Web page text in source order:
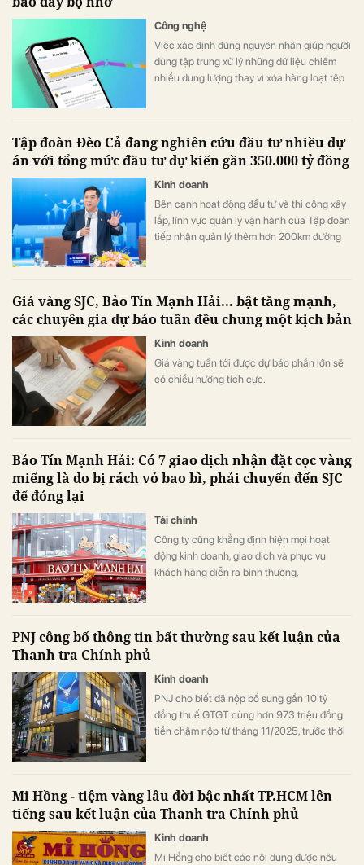
Công nghệ
Việc xác định đúng nguyên nhân giúp người
dùng tập trung xử lý những dữ liệu chiếm
nhiều dung lượng thay vì xóa hàng loạt tệp
Tập đoàn Đèo Cả đang nghiên cứu đầu tư nhiều dự
án với tổng mức đầu tư dự kiến gần 350.000 tỷ đồng
Kinh doanh
Bên cạnh hoạt động đầu tư và thi công xây
lắp, lĩnh vực quản lý vận hành của Tập đoàn
tiếp nhận quản lý thêm hơn 200km đường
Giá vàng SJC, Bảo Tín Mạnh Hải... bật tăng mạnh,
các chuyên gia dự báo tuần đều chung một kịch bản
Kinh doanh
Giá vàng tuần tới được dự báo phần lớn sẽ
có chiều hướng tích cực.
Bảo Tín Mạnh Hải: Có 7 giao dịch nhận đặt cọc vàng
miếng là do bị rách vỏ bao bì, phải chuyển đến SJC
để đóng lại
Tài chính
Công ty cũng khẳng định hiện mọi hoạt
động kinh doanh, giao dịch và phục vụ
khách hàng diễn ra bình thường.
PNJ công bố thông tin bất thường sau kết luận của
Thanh tra Chính phủ
Kinh doanh
PNJ cho biết đã nộp bổ sung gần 10 tỷ
đồng thuế GTGT cùng hơn 973 triệu đồng
tiền chậm nộp từ tháng 11/2025, trước thời
Mi Hồng - tiệm vàng lâu đời bậc nhất TP.HCM lên
tiếng sau kết luận của Thanh tra Chính phủ
Kinh doanh
Mi Hồng cho biết các nội dung được nêu